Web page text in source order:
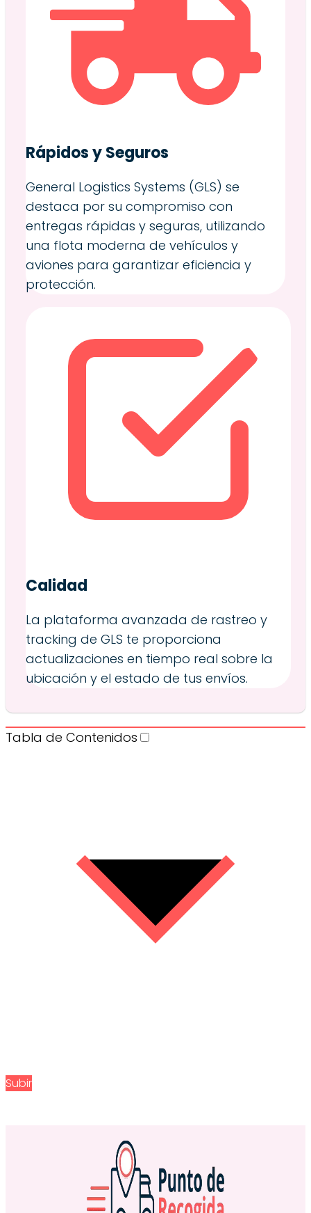
Rápidos y Seguros
General Logistics Systems (GLS) se
destaca por su compromiso con
entregas rápidas y seguras, utilizando
una flota moderna de vehículos y
aviones para garantizar eficiencia y
protección.
Calidad
La plataforma avanzada de rastreo y
tracking de GLS te proporciona
actualizaciones en tiempo real sobre la
ubicación y el estado de tus envíos.
Tabla de Contenidos
Subir